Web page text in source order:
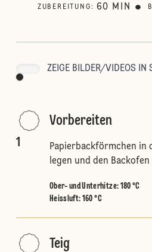
ZUBEREITUNG : 60 MIN
ZEIGE BILDER/VIDEOS IN
1
Vorbereiten
Papierbackförmchen in
legen und den
Ober- und Unterhitze: 180 °C
Heissluft: 160 °C
Teig